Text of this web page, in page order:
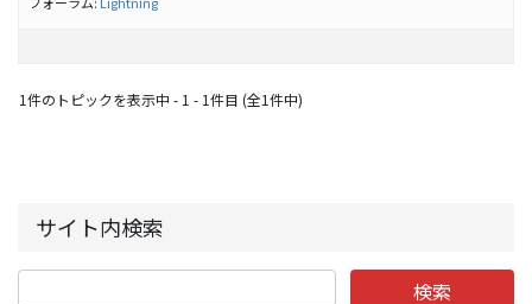
1件のトピックを表示中 - 1 - 1件目 (全1件中)
サイト内検索